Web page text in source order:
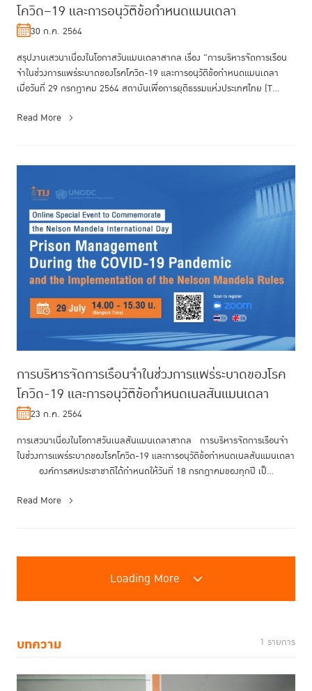
โควิด–19 และการอนุวัติข้อกำหนดแมนเดลา
30 ก.ค. 2564
สรุปงานเสวนาเนื่องในโอกาสวันแมนเดลาสากล เรื่อง "การบริหารจัดการเรือน
จำในช่วงการแพร่ระบาดของโรคโควิด-19 และการอนุวัติข้อกำหนดแมนเดลา
เมื่อวันที่ 29 กรกฎาคม 2564 สถาบันเพื่อการยุติธรรมแห่งประเทศไทย (T...
Read More
การบริหารจัดการเรือนจำในช่วงการแพร่ระบาดของโรค
โควิด-19 และการอนุวัติข้อกำหนดเนลสันแมนเดลา
23 ก.ค. 2564
การเสวนาเนื่องในโอกาสวันเนลสันแมนเดลาสากล การบริหารจัดการเรือนจำ
ในช่วงการแพร่ระบาดของโรคโควิด-19 และการอนุวัติข้อกำหนดเนลสันแมนเดลา
องค์การสหประชาชาติได้กำหนดให้วันที่ 18 กรกฎาคมของทุกปี เป็...
Read More
Loading More
บทความ 1 รายการ